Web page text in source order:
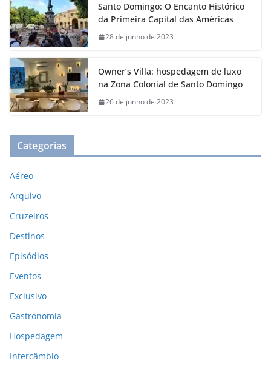
Santo Domingo: O Encanto Histórico
da Primeira Capital das Américas
28 de junho de 2023
Owner’s Villa: hospedagem de luxo
na Zona Colonial de Santo Domingo
26 de junho de 2023
Categorias
Aéreo
Arquivo
Cruzeiros
Destinos
Episódios
Eventos
Exclusivo
Gastronomia
Hospedagem
Intercâmbio